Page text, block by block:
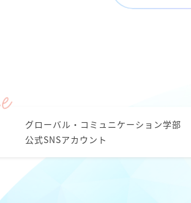
グローバル・コミュニケーション学部
公式SNSアカウント